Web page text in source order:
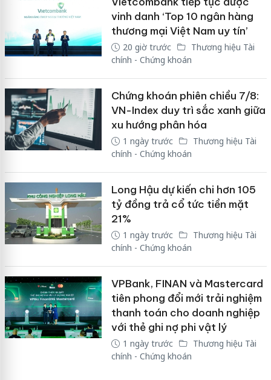
vinh danh ‘Top 10 ngân hàng
thương mại Việt Nam uy tín’
20 giờ trước
Thương hiệu Tài
chính - Chứng khoán
Chứng khoán phiên chiều 7/8:
VN-Index duy trì sắc xanh giữa
xu hướng phân hóa
1 ngày trước
Thương hiệu Tài
chính - Chứng khoán
Long Hậu dự kiến chi hơn 105
tỷ đồng trả cổ tức tiền mặt
21%
1 ngày trước
Thương hiệu Tài
chính - Chứng khoán
VPBank, FINAN và Mastercard
tiên phong đổi mới trải nghiệm
thanh toán cho doanh nghiệp
với thẻ ghi nợ phi vật lý
1 ngày trước
Thương hiệu Tài
chính - Chứng khoán